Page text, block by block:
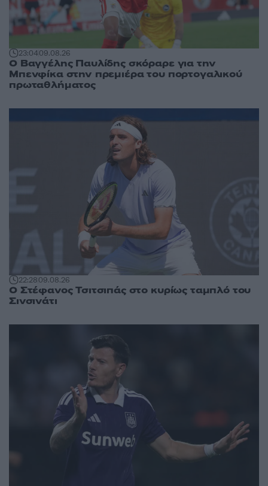
23:0409.08.26
Ο Βαγγέλης Παυλίδης σκόραρε για την
Μπενφίκα στην πρεμιέρα του πορτογαλικού
πρωταθλήματος
22:2809.08.26
Ο Στέφανος Τσιτσιπάς στο κυρίως ταμπλό του
Σινσινάτι